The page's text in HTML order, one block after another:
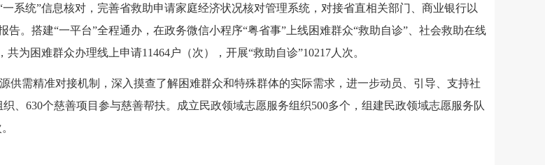
系统”信息核对，完善省救助申请家庭经济状况核对管理系统，对接省直相关部门、商业银行以
。搭建“一平台”全程通办，在政务微信小程序“粤省事”上线困难群众“救助自诊”、社会救助在线
为困难群众办理线上申请11464户（次），开展“救助自诊”10217人次。
供需精准对接机制，深入摸查了解困难群众和特殊群体的实际需求，进一步动员、引导、支持社
、630个慈善项目参与慈善帮扶。成立民政领域志愿服务组织500多个，组建民政领域志愿服务队